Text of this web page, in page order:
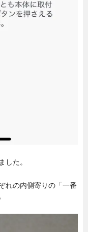
した。
れの内側寄りの「一番